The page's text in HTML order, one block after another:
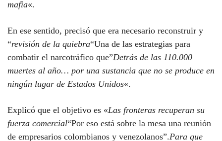
mafia«.
En ese sentido, precisó que era necesario reconstruir y
“revisión de la quiebra“Una de las estrategias para
combatir el narcotráfico que”Detrás de las 110.000
muertes al año… por una sustancia que no se produce en
ningún lugar de Estados Unidos«.
Explicó que el objetivo es «Las fronteras recuperan su
fuerza comercial“Por eso está sobre la mesa una reunión
de empresarios colombianos y venezolanos”.Para que